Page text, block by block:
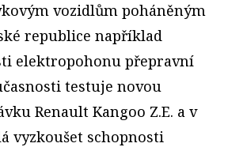
vozidlům poháněným
republice například
elektropohonu přepravní
testuje novou
Renault Kangoo Z.E. a v
vyzkoušet schopnosti